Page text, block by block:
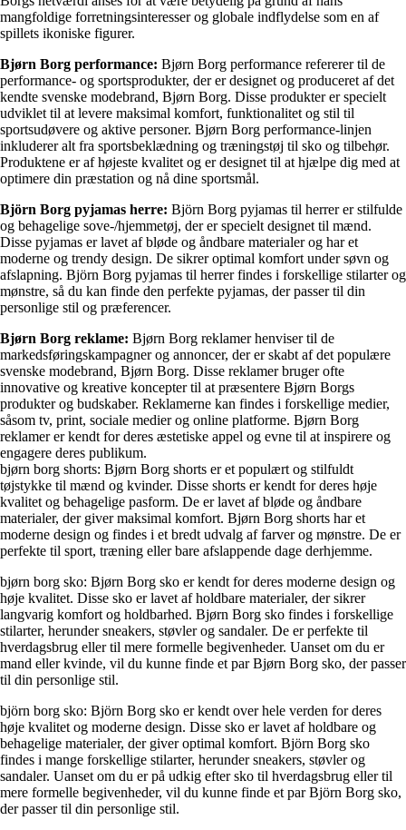
mangfoldige forretningsinteresser og globale indflydelse som en af ​​
spillets ikoniske figurer.
Bjørn Borg performance: Bjørn Borg performance refererer til de
performance- og sportsprodukter, der er designet og produceret af det
kendte svenske modebrand, Bjørn Borg. Disse produkter er specielt
udviklet til at levere maksimal komfort, funktionalitet og stil til
sportsudøvere og aktive personer. Bjørn Borg performance-linjen
inkluderer alt fra sportsbeklædning og træningstøj til sko og tilbehør.
Produktene er af højeste kvalitet og er designet til at hjælpe dig med at
optimere din præstation og nå dine sportsmål.
Björn Borg pyjamas herre: Björn Borg pyjamas til herrer er stilfulde
og behagelige sove-/hjemmetøj, der er specielt designet til mænd.
Disse pyjamas er lavet af bløde og åndbare materialer og har et
moderne og trendy design. De sikrer optimal komfort under søvn og
afslapning. Björn Borg pyjamas til herrer findes i forskellige stilarter og
mønstre, så du kan finde den perfekte pyjamas, der passer til din
personlige stil og præferencer.
Bjørn Borg reklame: Bjørn Borg reklamer henviser til de
markedsføringskampagner og annoncer, der er skabt af det populære
svenske modebrand, Bjørn Borg. Disse reklamer bruger ofte
innovative og kreative koncepter til at præsentere Bjørn Borgs
produkter og budskaber. Reklamerne kan findes i forskellige medier,
såsom tv, print, sociale medier og online platforme. Bjørn Borg
reklamer er kendt for deres æstetiske appel og evne til at inspirere og
engagere deres publikum.
bjørn borg shorts: Bjørn Borg shorts er et populært og stilfuldt
tøjstykke til mænd og kvinder. Disse shorts er kendt for deres høje
kvalitet og behagelige pasform. De er lavet af bløde og åndbare
materialer, der giver maksimal komfort. Bjørn Borg shorts har et
moderne design og findes i et bredt udvalg af farver og mønstre. De er
perfekte til sport, træning eller bare afslappende dage derhjemme.
bjørn borg sko: Bjørn Borg sko er kendt for deres moderne design og
høje kvalitet. Disse sko er lavet af holdbare materialer, der sikrer
langvarig komfort og holdbarhed. Bjørn Borg sko findes i forskellige
stilarter, herunder sneakers, støvler og sandaler. De er perfekte til
hverdagsbrug eller til mere formelle begivenheder. Uanset om du er
mand eller kvinde, vil du kunne finde et par Bjørn Borg sko, der passer
til din personlige stil.
björn borg sko: Björn Borg sko er kendt over hele verden for deres
høje kvalitet og moderne design. Disse sko er lavet af holdbare og
behagelige materialer, der giver optimal komfort. Björn Borg sko
findes i mange forskellige stilarter, herunder sneakers, støvler og
sandaler. Uanset om du er på udkig efter sko til hverdagsbrug eller til
mere formelle begivenheder, vil du kunne finde et par Björn Borg sko,
der passer til din personlige stil.